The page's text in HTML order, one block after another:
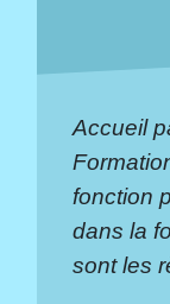
Accueil
fonction
dans la
sont les